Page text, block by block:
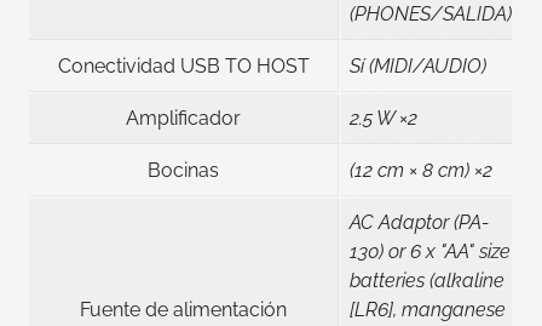
(PHONES/SALIDA)
Conectividad USB TO HOST Sí (MIDI/AUDIO)
Amplificador 2.5 W ×2
Bocinas (12 cm × 8 cm) ×2
Fuente de alimentación
AC Adaptor (PA-
130) or 6 x "AA" size
batteries (alkaline
[LR6], manganese